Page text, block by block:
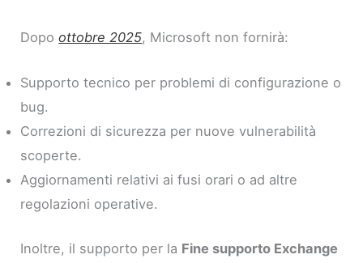
Dopoottobre 2025, Microsoft non fornirà:
Supporto tecnico per problemi di configurazione o
bug.
Correzioni di sicurezza per nuove vulnerabilità
scoperte.
Aggiornamenti relativi ai fusi orari o ad altre
regolazioni operative.
Inoltre, il supporto per la Fine supporto Exchange